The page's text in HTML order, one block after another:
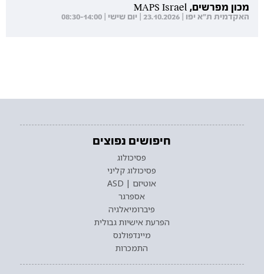
מכון מפרשים, MAPS Israel
האקדמית ת"א יפו | 23.10.2026 | יום שישי | 08:30-14:00
חיפושים נפוצים
פסיכולוג
פסיכולוג קליני
אוטיזם | ASD
אספרגר
פיברומיאלגיה
הפרעת אישיות גבולית
מיינדפולנס
התמכרות